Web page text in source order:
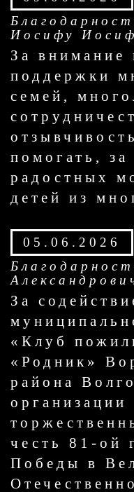
Иосифу
За внимание
поддержки
семей,
помогать, за
радостных
детей из
05.06.2026
За
«Клуб
«Родник»
района
организации
честь 81-ой
Победы в